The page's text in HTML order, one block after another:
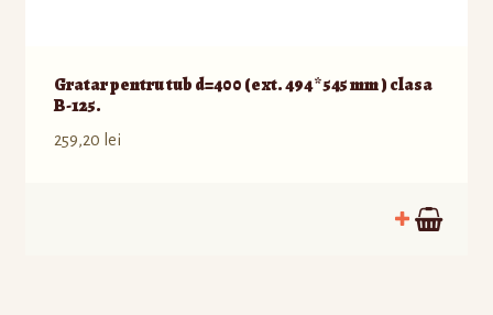
Gratar pentru tub d=400 (ext. 494 * 545 mm ) clasa
B-125.
259,20 lei